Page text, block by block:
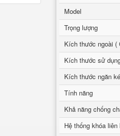
Model
Trọng lượng
Kích thước ngoài (
Kích thước sử
Kích thước ngăn
Tính năng
Khả năng chống
Hệ thống khóa